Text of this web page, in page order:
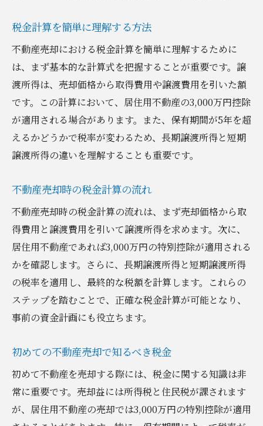
売却前に確認したい税金計算の要素
不動産売却における正確な税金計算の必要
性
不動産売却の税金対策を徹底解説
不動産売却で税金を節約するための対策
不動産売却時の賢い税金対策方法
税金対策で不動産売却を有利に進める
税金対策を駆使した不動産売却の手法
不動産売却時の税金削減の具体例
不動産売却の税金を賢く節約する方法
不動産売却での税金節約の秘訣
賢い税金節約で不動産売却を成功させる
税金を減らすための不動産売却の工夫
不動産売却で税金を節約する具体的手法
不動産売却時の税金節約術を解説
不動産売却で実践できる税金削減の方法
不動産売却における税金計算の簡単な理解
法
シンプルな税金計算で不動産売却を支援
税金計算を簡単に理解する方法
不動産売却における税金計算を簡単に理解するために
は、まず基本的な計算式を把握することが重要です。譲
渡所得は、売却価格から取得費用や譲渡費用を引いた額
です。この計算において、居住用不動産の3,000万円控除
が適用される場合があります。また、保有期間が5年を超
えるかどうかで税率が変わるため、長期譲渡所得と短期
譲渡所得の違いを理解することも重要です。
不動産売却時の税金計算の流れ
不動産売却時の税金計算の流れは、まず売却価格から取
得費用と譲渡費用を引いて譲渡所得を求めます。次に、
居住用不動産であれば3,000万円の特別控除が適用される
かを確認します。さらに、長期譲渡所得と短期譲渡所得
の税率を適用し、最終的な税額を計算します。これらの
ステップを踏むことで、正確な税金計算が可能となり、
事前の資金計画にも役立ちます。
初めての不動産売却で知るべき税金
初めて不動産を売却する際には、税金に関する知識は非
常に重要です。売却益には所得税と住民税が課されます
が、居住用不動産の売却では3,000万円の特別控除が適用